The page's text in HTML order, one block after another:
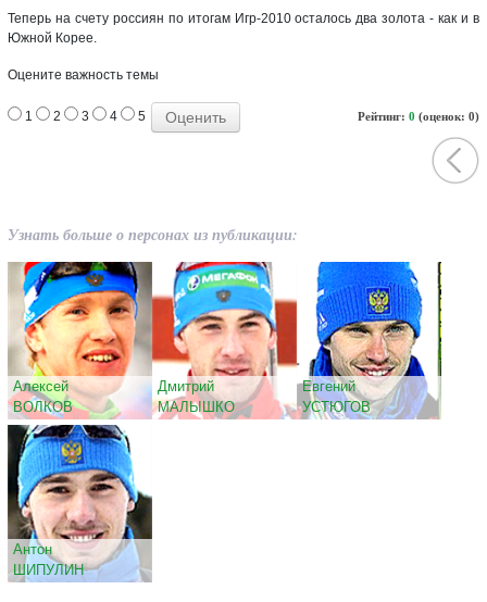
Теперь на счету россиян по итогам Игр-2010 осталось два золота - как и в
Южной Корее.
Оцените важность темы
Рейтинг: 0 (оценок: 0)
1 2 3 4 5
Узнать больше о персонах из публикации:
Алексей
ВОЛКОВ
Дмитрий
МАЛЫШКО
Евгений
УСТЮГОВ
Антон
ШИПУЛИН